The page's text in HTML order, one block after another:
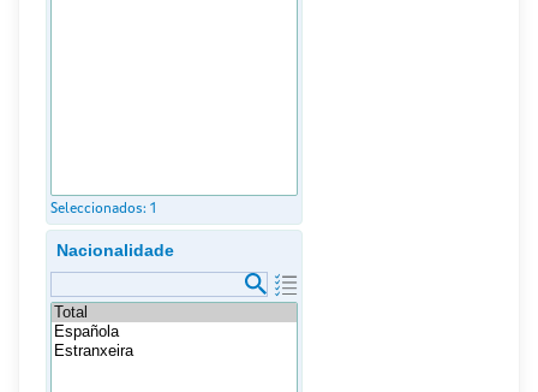
Seleccionados: 1
Nacionalidade